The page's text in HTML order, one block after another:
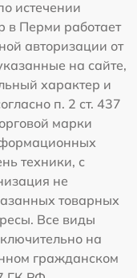
истечении
в Перми работает
авторизации от
на сайте,
характер и
п. 2 ст. 437
марки
техники, с
не
товарных
Все виды
на
гражданском